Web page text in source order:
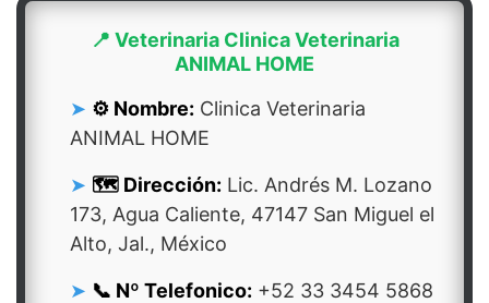
📍 Veterinaria Clinica Veterinaria
ANIMAL HOME
⚙️ Nombre: Clinica Veterinaria
ANIMAL HOME
🗺️ Dirección: Lic. Andrés M. Lozano
173, Agua Caliente, 47147 San Miguel el
Alto, Jal., México
📞 Nº Telefonico: +52 33 3454 5868